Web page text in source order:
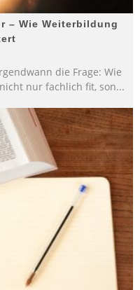
– Wie Weiterbildung
die Frage: Wie
nur fachlich fit, son...